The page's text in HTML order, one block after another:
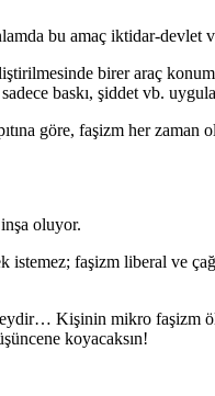
bu amaç iktidar-devlet
birer araç
baskı, şiddet vb.
göre, faşizm her
oluyor.
faşizm liberal ve
Kişinin mikro faşizm
koyacaksın!